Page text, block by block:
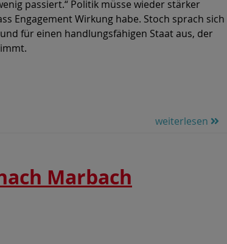
passiert.“ Politik müsse wieder stärker
Engagement Wirkung habe. Stoch sprach sich
für einen handlungsfähigen Staat aus, der
weiterlesen
Marbach